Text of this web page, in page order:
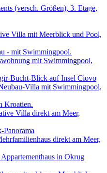
(versch. Größen), 3. Etage,
Villa mit Meerblick und Pool,
mit Swimmingpool,
Villa mit Swimmingpool,
Villa direkt am Meer,
direkt am Meer,